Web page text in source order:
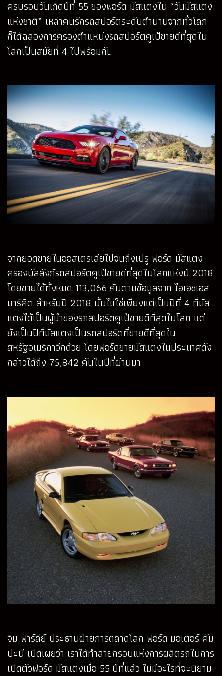
ครบรอบวันเกิดปีที่ 55 ของฟอร์ด มัสแตงใน “วันมัสแตง
แห่งชาติ” เหล่าคนรักรถสปอร์ตระดับตำนานจากทั่วโลก
ก็ได้ฉลองการครองตำแหน่งรถสปอร์ตคูเป้ขายดีที่สุดใน
โลกเป็นสมัยที่ 4 ไปพร้อมกัน
จากยอดขายในออสเตรเลียไปจนถึงเปรู ฟอร์ด มัสแตง
ครองบัลลังก์รถสปอร์ตคูเป้ขายดีที่สุดในโลกแห่งปี 2018
โดยขายได้ทั้งหมด 113,066 คันตามข้อมูลจาก ไอเอชเอส
มาร์คิต สำหรับปี 2018 นั้นไม่ใช่เพียงแต่เป็นปีที่ 4 ที่มัส
แตงได้เป็นผู้นำของรถสปอร์ตคูเป้ขายดีที่สุดในโลก แต่
ยังเป็นปีที่มัสแตงเป็นรถสปอร์ตที่ขายดีที่สุดใน
สหรัฐอเมริกาอีกด้วย โดยฟอร์ดขายมัสแตงในประเทศดัง
กล่าวได้ถึง 75,842 คันในปีที่ผ่านมา
จิม ฟาร์ลีย์ ประธานฝ่ายการตลาดโลก ฟอร์ด มอเตอร์ คัม
ปะนี เปิดเผยว่า เราได้ทำลายกรอบแห่งการผลิตรถในการ
เปิดตัวฟอร์ด มัสแตงเมื่อ 55 ปีที่แล้ว ไม่มีอะไรที่จะนิยาม